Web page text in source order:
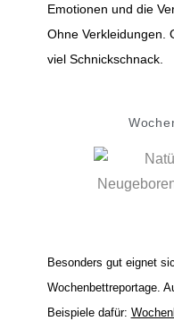
Emotionen und die
Ohne Verkleidungen.
viel Schnickschnack.
Besonders gut eignet
Wochenbettreportage.
Beispiele dafür: